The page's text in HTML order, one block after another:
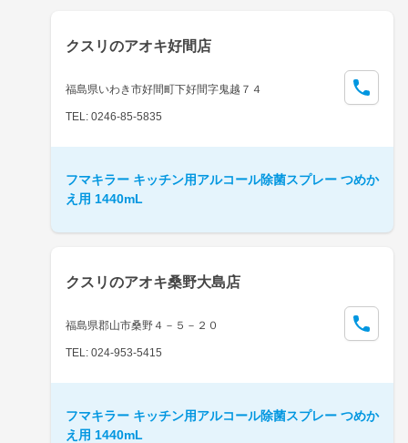
クスリのアオキ好間店
福島県いわき市好間町下好間字鬼越７４
TEL: 0246-85-5835
フマキラー キッチン用アルコール除菌スプレー つめか
え用 1440mL
クスリのアオキ桑野大島店
福島県郡山市桑野４－５－２０
TEL: 024-953-5415
フマキラー キッチン用アルコール除菌スプレー つめか
え用 1440mL